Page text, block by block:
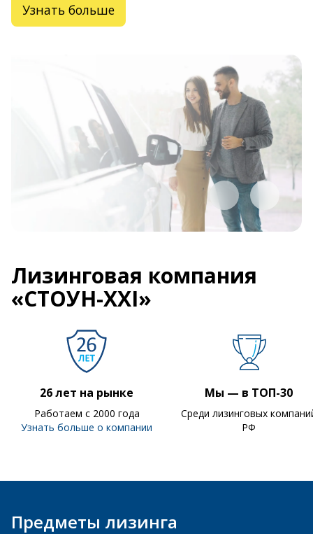
Узнать больше
Узнать больше
Лизинговая компания
«СТОУН-XXI»
26 лет на рынке
Работаем с 2000 года
Узнать больше о компании
Мы — в ТОП-30
Среди лизинговых
РФ
Предметы лизинга